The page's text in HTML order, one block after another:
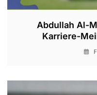
Abdullah Al-
Karriere-